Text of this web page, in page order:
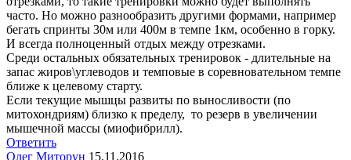
часто. Но можно разнообразить другими формами, например
бегать спринты 30м или 400м в темпе 1км, особенно в горку.
И всегда полноценный отдых между отрезками.
Среди остальных обязательных тренировок - длительные на
запас жиров\углеводов и темповые в соревновательном темпе
ближе к целевому старту.
Если текущие мышцы развиты по выносливости (по
митохондриям) близко к пределу, то резерв в увеличении
мышечной массы (миофибрилл).
Ответить
Олег Миторун 15.11.2016